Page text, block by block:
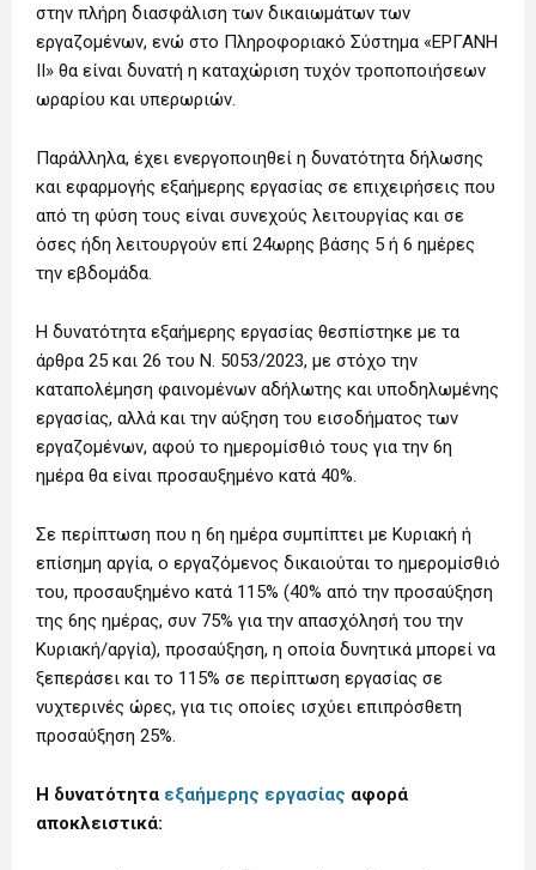
στην πλήρη διασφάλιση των δικαιωμάτων των
εργαζομένων, ενώ στο Πληροφοριακό Σύστημα «ΕΡΓΑΝΗ
ΙΙ» θα είναι δυνατή η καταχώριση τυχόν τροποποιήσεων
ωραρίου και υπερωριών.
Παράλληλα, έχει ενεργοποιηθεί η δυνατότητα δήλωσης
και εφαρμογής εξαήμερης εργασίας σε επιχειρήσεις που
από τη φύση τους είναι συνεχούς λειτουργίας και σε
όσες ήδη λειτουργούν επί 24ωρης βάσης 5 ή 6 ημέρες
την εβδομάδα.
Η δυνατότητα εξαήμερης εργασίας θεσπίστηκε με τα
άρθρα 25 και 26 του Ν. 5053/2023, με στόχο την
καταπολέμηση φαινομένων αδήλωτης και υποδηλωμένης
εργασίας, αλλά και την αύξηση του εισοδήματος των
εργαζομένων, αφού το ημερομίσθιό τους για την 6η
ημέρα θα είναι προσαυξημένο κατά 40%.
Σε περίπτωση που η 6η ημέρα συμπίπτει με Κυριακή ή
επίσημη αργία, ο εργαζόμενος δικαιούται το ημερομίσθιό
του, προσαυξημένο κατά 115% (40% από την προσαύξηση
της 6ης ημέρας, συν 75% για την απασχόλησή του την
Κυριακή/αργία), προσαύξηση, η οποία δυνητικά μπορεί να
ξεπεράσει και το 115% σε περίπτωση εργασίας σε
νυχτερινές ώρες, για τις οποίες ισχύει επιπρόσθετη
προσαύξηση 25%.
Η δυνατότητα εξαήμερης εργασίας αφορά
αποκλειστικά: